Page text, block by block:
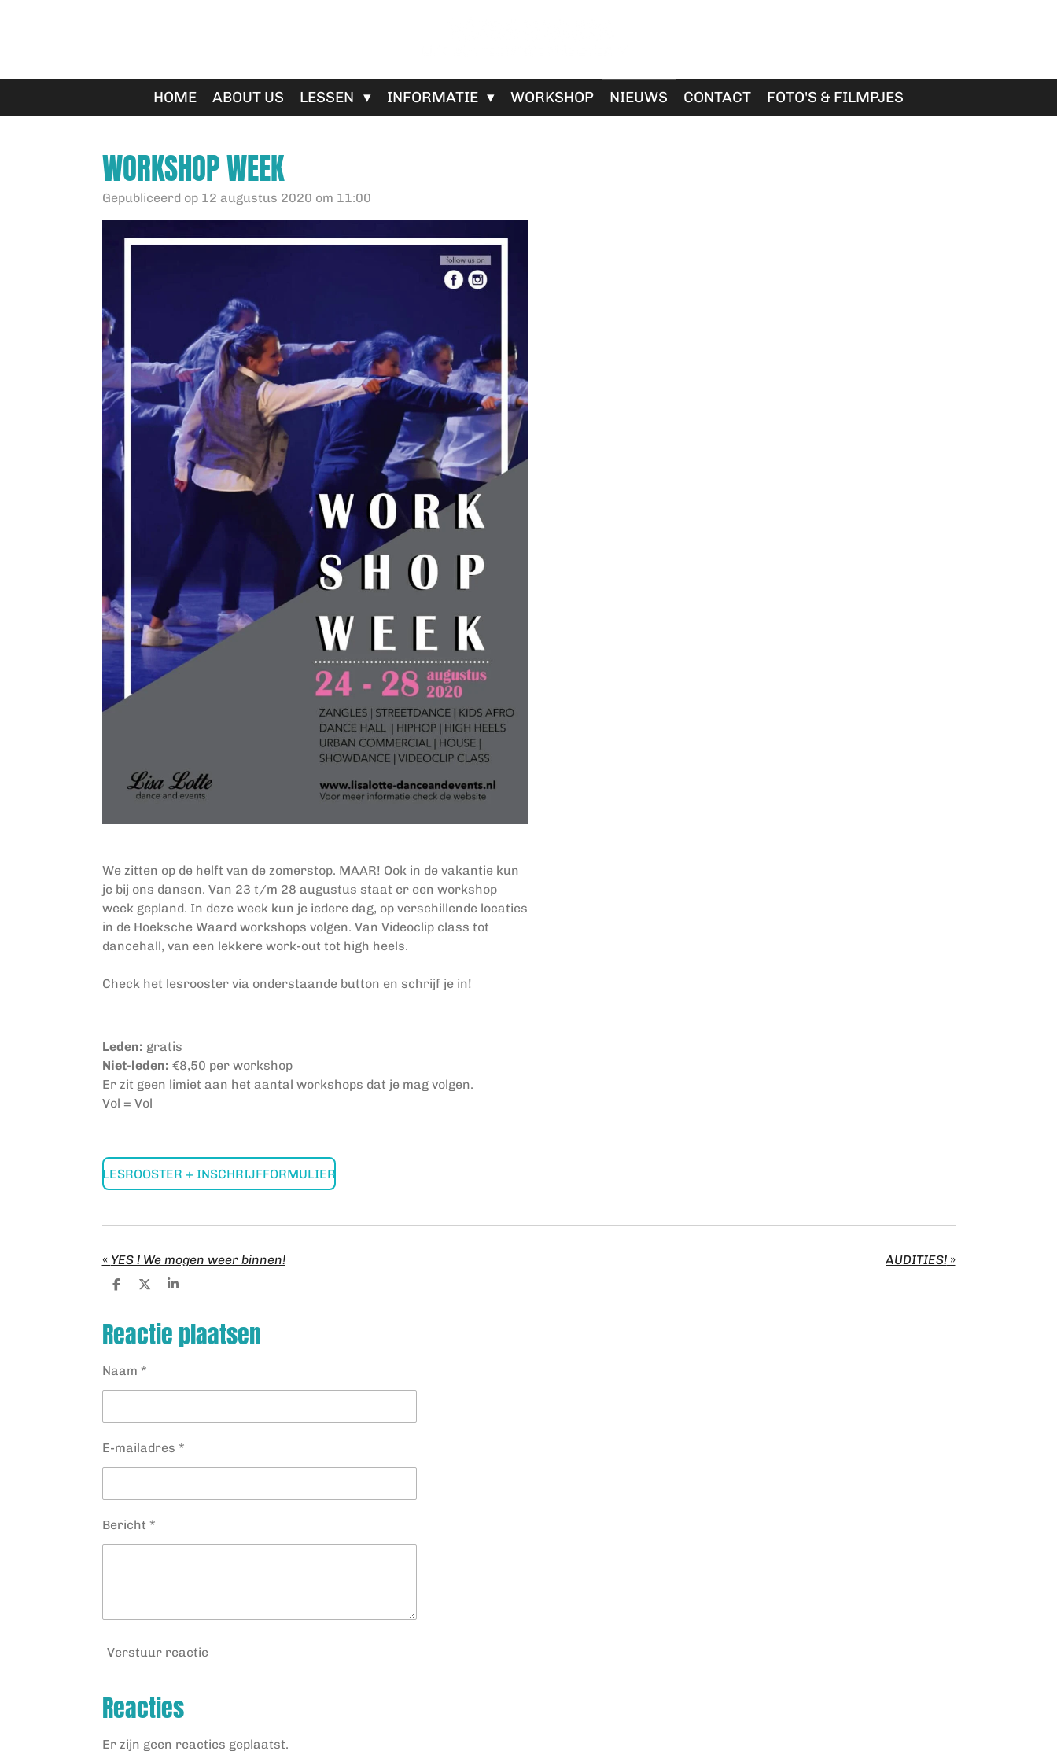
HOME ABOUT US LESSEN INFORMATIE WORKSHOP NIEUWS CONTACT FOTO'S & FILMPJES
WORKSHOP WEEK
Gepubliceerd op 12 augustus 2020 om 11:00
We zitten op de helft van de zomerstop. MAAR! Ook in de vakantie kun
je bij ons dansen. Van 23 t/m 28 augustus staat er een workshop
week gepland. In deze week kun je iedere dag, op verschillende locaties
in de Hoeksche Waard workshops volgen. Van Videoclip class tot
dancehall, van een lekkere work-out tot high heels.
Check het lesrooster via onderstaande button en schrijf je in!
Leden: gratis
Niet-leden: €8,50 per workshop
Er zit geen limiet aan het aantal workshops dat je mag volgen.
Vol = Vol
LESROOSTER + INSCHRIJFFORMULIER
« YES ! We mogen weer binnen! AUDITIES!»
D
e
n
D
l
S
r
e
Reactie plaatsen
Naam *
E-mailadres *
Bericht *
Verstuur reactie
Reacties
Er zijn geen reacties geplaatst.